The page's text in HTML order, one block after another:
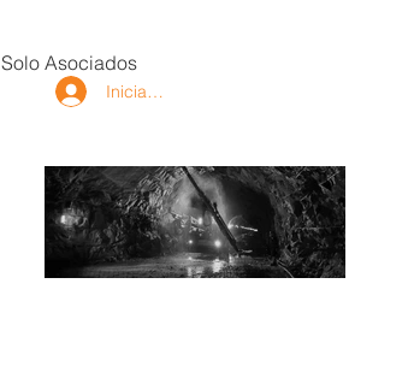
Solo Asociados
Iniciar sesión